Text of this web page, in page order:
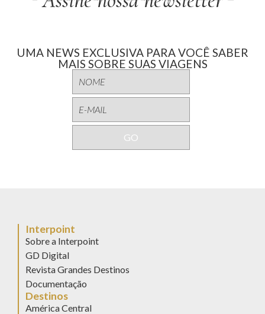
UMA NEWS EXCLUSIVA PARA VOCÊ SABER
MAIS SOBRE SUAS VIAGENS
Interpoint
Sobre a Interpoint
GD Digital
Revista Grandes Destinos
Documentação
Destinos
América Central